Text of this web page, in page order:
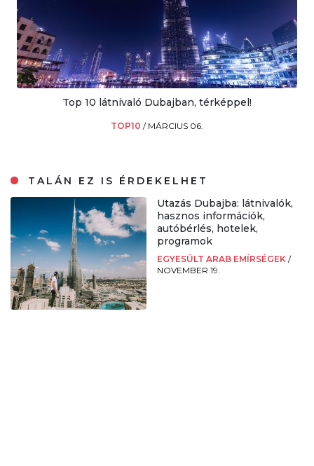
Top 10 látnivaló Dubajban, térképpel!
TOP10 / MÁRCIUS 06.
TALÁN EZ IS ÉRDEKELHET
Utazás Dubajba: látnivalók,
hasznos információk,
autóbérlés, hotelek,
programok
EGYESÜLT ARAB EMÍRSÉGEK /
NOVEMBER 19.